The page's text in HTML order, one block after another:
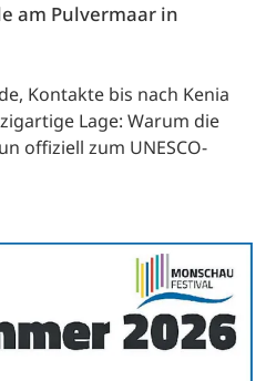
am Pulvermaar in
Kontakte bis nach Kenia
Lage: Warum die
offiziell zum UNESCO-